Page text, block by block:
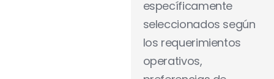
específicamente
seleccionados según
los requerimientos
operativos,